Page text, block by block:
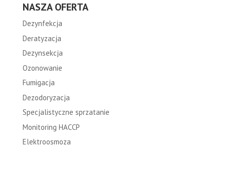
NASZA OFERTA
Dezynfekcja
Deratyzacja
Dezynsekcja
Ozonowanie
Fumigacja
Dezodoryzacja
Specjalistyczne sprzatanie
Monitoring HACCP
Elektroosmoza